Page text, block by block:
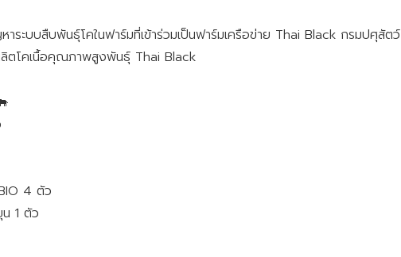
ระบบสืบพันธุ์โคในฟาร์มที่เข้าร่วมเป็นฟาร์มเครือข่าย Thai Black กรมปศุสัตว์
ลิตโคเนื้อคุณภาพสูงพันธุ์ Thai Black
4 ตัว
1 ตัว